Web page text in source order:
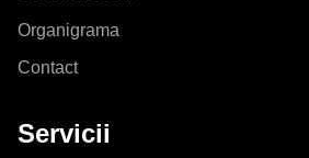
Organigrama
Contact
Servicii